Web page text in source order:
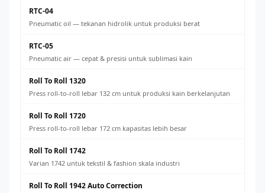
RTC-04
Pneumatic oil — tekanan hidrolik untuk produksi berat
RTC-05
Pneumatic air — cepat & presisi untuk sublimasi kain
Roll To Roll 1320
Press roll-to-roll lebar 132 cm untuk produksi kain berkelanjutan
Roll To Roll 1720
Press roll-to-roll lebar 172 cm kapasitas lebih besar
Roll To Roll 1742
Varian 1742 untuk tekstil & fashion skala industri
Roll To Roll 1942 Auto Correction